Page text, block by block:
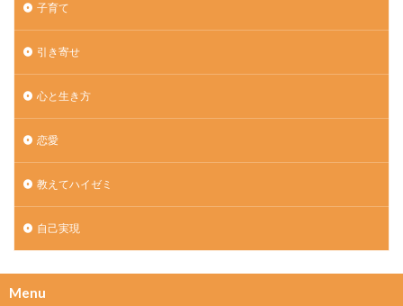
子育て
引き寄せ
心と生き方
恋愛
教えてハイゼミ
自己実現
Menu